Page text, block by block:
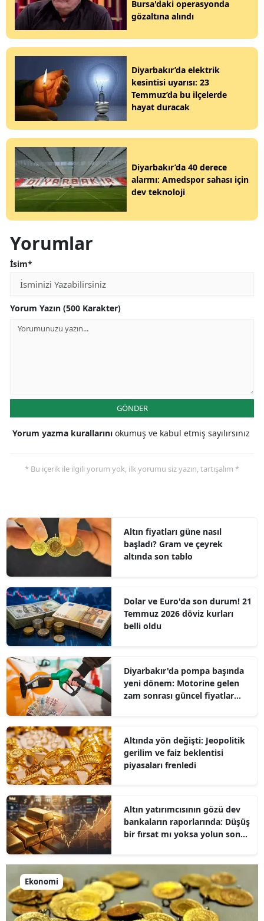
Bursa'daki operasyonda
gözaltına alındı
Diyarbakır’da elektrik
kesintisi uyarısı: 23
Temmuz’da bu ilçelerde
hayat duracak
Diyarbakır’da 40 derece
alarmı: Amedspor sahası için
dev teknoloji
Yorumlar
İsim*
Yorum Yazın (500 Karakter)
GÖNDER
Yorum yazma kurallarını okumuş ve kabul etmiş sayılırsınız
* Bu içerik ile ilgili yorum yok, ilk yorumu siz yazın, tartışalım *
Altın fiyatları güne nasıl
başladı? Gram ve çeyrek
altında son tablo
Dolar ve Euro'da son durum! 21
Temmuz 2026 döviz kurları
belli oldu
Diyarbakır'da pompa başında
yeni dönem: Motorine gelen
zam sonrası güncel fiyatlar
Altında yön değişti: Jeopolitik
gerilim ve faiz beklentisi
piyasaları frenledi
Altın yatırımcısının gözü dev
bankaların raporlarında: Düşüş
bir fırsat mı yoksa yolun sonu
Ekonomi